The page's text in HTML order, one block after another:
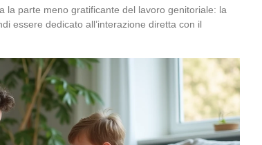
la parte meno gratificante del lavoro genitoriale: la
essere dedicato all’interazione diretta con il